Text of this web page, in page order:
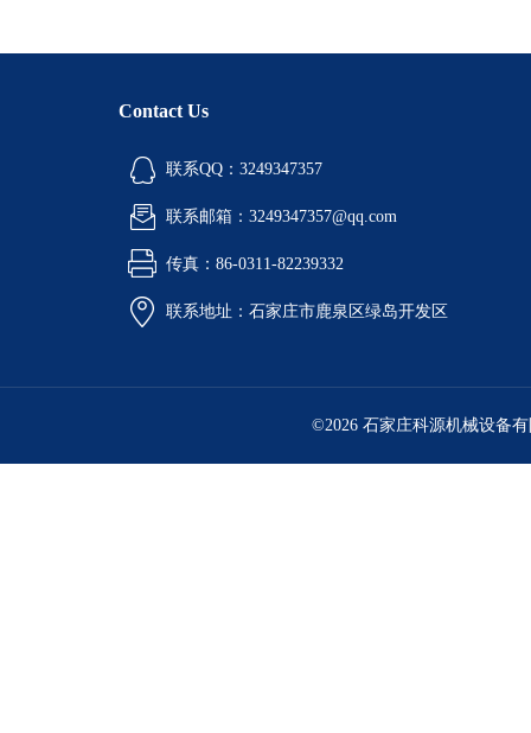
Contact Us
联系QQ：3249347357
联系邮箱：3249347357@qq.com
传真：86-0311-82239332
联系地址：石家庄市鹿泉区绿岛开发区
©2026 石家庄科源机械设备